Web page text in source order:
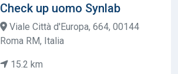
Check up uomo Synlab
Viale Città d'Europa, 664, 00144
Roma RM, Italia
15.2 km